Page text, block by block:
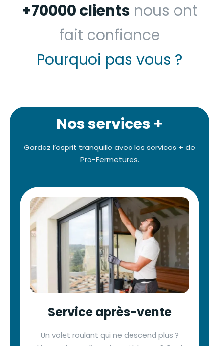
+70000 clients nous ont
fait confiance
Pourquoi pas vous ?
Nos services +
Gardez l’esprit tranquille avec les services + de
Pro-Fermetures.
Service après-vente
Un volet roulant qui ne descend plus ?